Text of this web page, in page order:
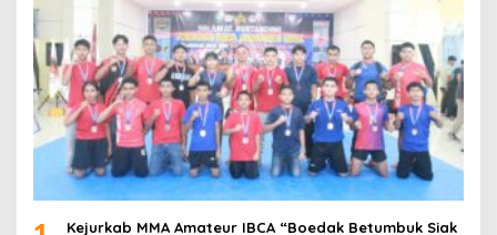
Kejurkab MMA Amateur IBCA “Boedak Betumbuk Siak